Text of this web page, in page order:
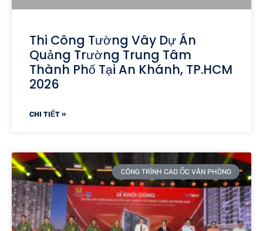
Thi Công Tường Vây Dự Án
Quảng Trường Trung Tâm
Thành Phố Tại An Khánh, TP.HCM
2026
CHI TIẾT »
CÔNG TRÌNH CAO ỐC VĂN PHÒNG